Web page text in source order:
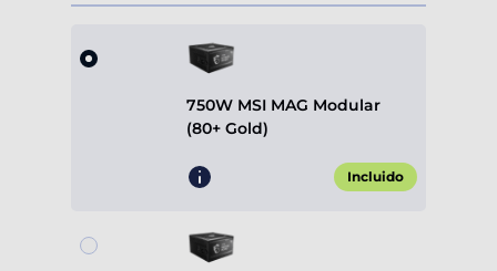
750W MSI MAG Modular
(80+ Gold)
Incluido